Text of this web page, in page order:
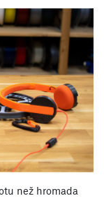
než hromada